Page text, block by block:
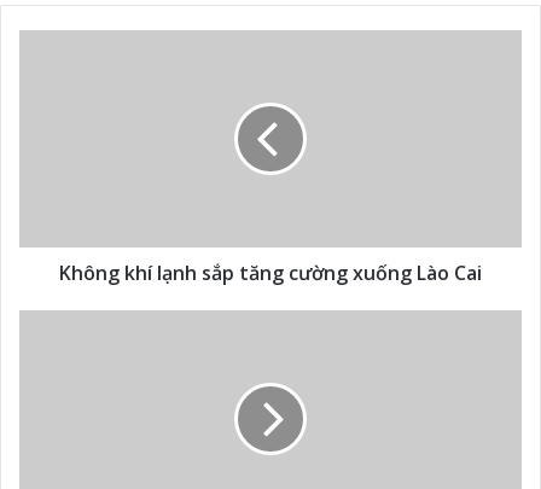
Không khí lạnh sắp tăng cường xuống Lào Cai